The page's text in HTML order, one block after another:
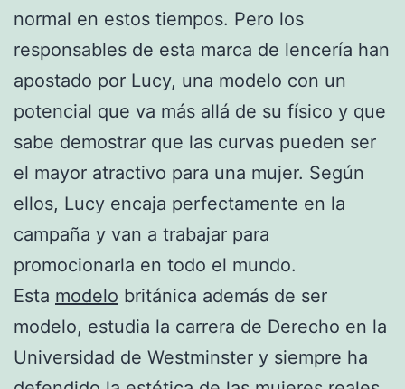
normal en estos tiempos. Pero los
responsables de esta marca de lencería han
apostado por Lucy, una modelo con un
potencial que va más allá de su físico y que
sabe demostrar que las curvas pueden ser
el mayor atractivo para una mujer. Según
ellos, Lucy encaja perfectamente en la
campaña y van a trabajar para
promocionarla en todo el mundo.
Esta modelo británica además de ser
modelo, estudia la carrera de Derecho en la
Universidad de Westminster y siempre ha